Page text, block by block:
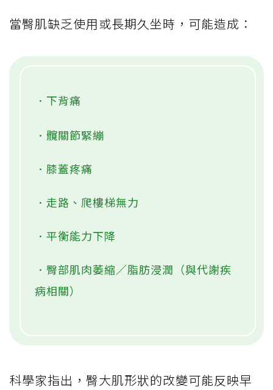
當臀肌缺乏使用或長期久坐時，可能造成：
．下背痛
．髖關節緊繃
．膝蓋疼痛
．走路、爬樓梯無力
．平衡能力下降
．臀部肌肉萎縮／脂肪浸潤（與代謝疾
病相關）
科學家指出，臀大肌形狀的改變可能反映早